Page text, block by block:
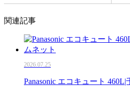
関連記事
2026.07.25
Panasonic エコキュート